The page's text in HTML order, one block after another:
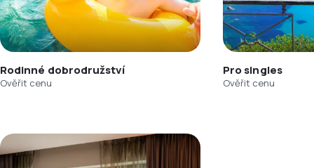
Rodinné dobrodružství
Ověřit cenu
Pro singles
Ověřit cenu